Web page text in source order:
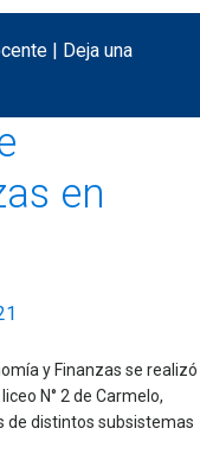
| Deja una
en
y Finanzas se realizó
N° 2 de Carmelo,
de distintos subsistemas